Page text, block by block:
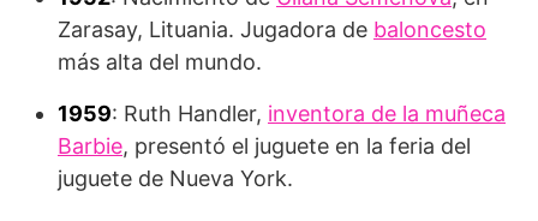
Zarasay, Lituania. Jugadora de baloncesto
más alta del mundo.
1959: Ruth Handler, inventora de la muñeca
Barbie, presentó el juguete en la feria del
juguete de Nueva York.